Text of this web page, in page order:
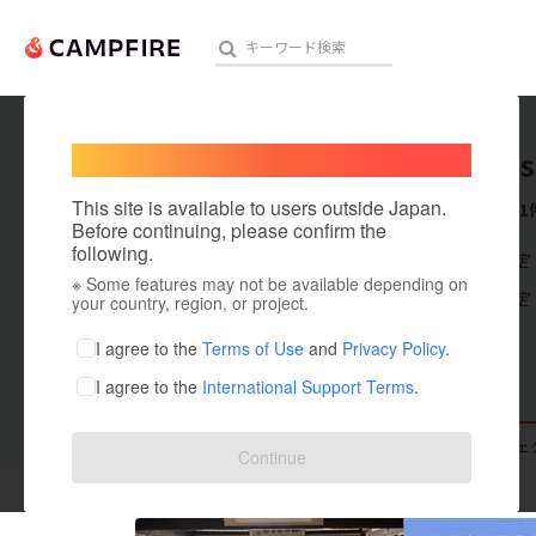
人気のプロジェクト 注目の
アート・写真
テクノロジー・ガジェット
映像・映画
ビジネス・起業
まちづくり・地域活性化
This site is available to users outside Japan.
Before continuing, please confirm the
following.
※ Some features may not be available depending on
your country, region, or project.
I agree to the Terms of Use and Privacy Policy.
I agree to the International Support Terms.
Continue
これまでに1
在住国：未設定
出身国：未設定
プロジ